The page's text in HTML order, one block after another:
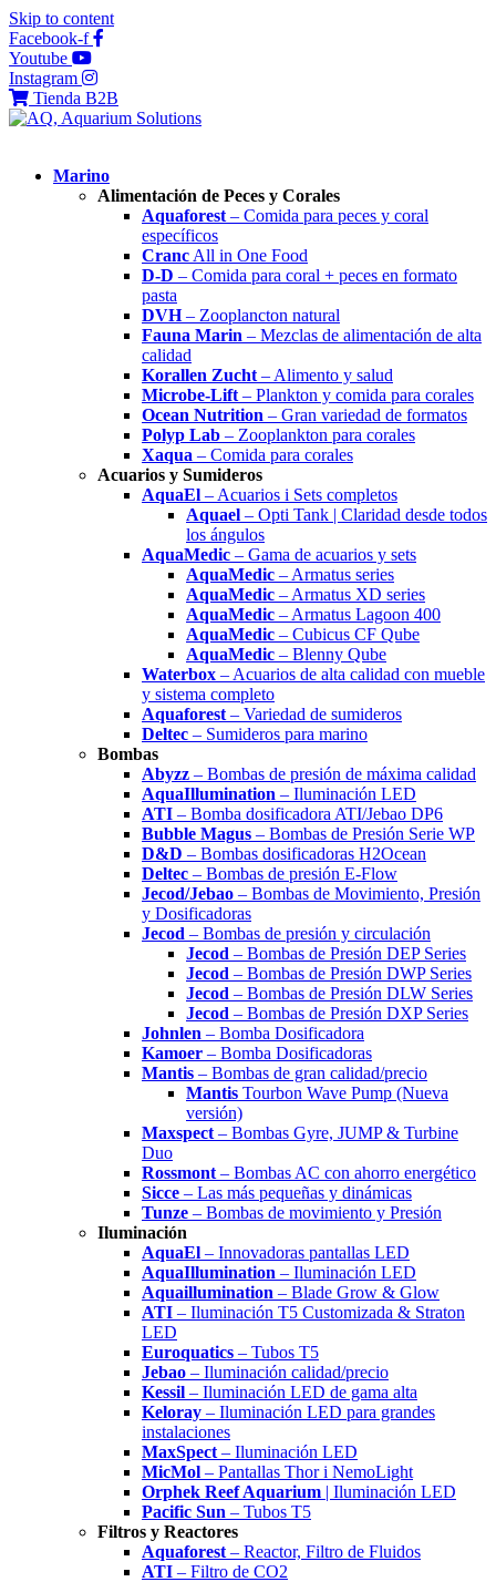
Skip to content
Facebook-f
Youtube
Instagram
Tienda B2B
Marino
Alimentación de Peces y Corales
Aquaforest – Comida para peces y coral
específicos
Cranc All in One Food
D-D – Comida para coral + peces en formato
pasta
DVH– Zooplancton natural
Fauna Marin – Mezclas de alimentación de alta
calidad
Korallen Zucht – Alimento y salud
Microbe-Lift – Plankton y comida para corales
Ocean Nutrition – Gran variedad de formatos
Polyp Lab – Zooplankton para corales
Xaqua – Comida para corales
Acuarios y Sumideros
AquaEl – Acuarios i Sets completos
Aquael – Opti Tank | Claridad desde todos
los ángulos
AquaMedic – Gama de acuarios y sets
AquaMedic – Armatus series
AquaMedic – Armatus XD series
AquaMedic – Armatus Lagoon 400
AquaMedic – Cubicus CF Qube
AquaMedic – Blenny Qube
Waterbox – Acuarios de alta calidad con mueble
y sistema completo
Aquaforest – Variedad de sumideros
Deltec – Sumideros para marino
Bombas
Abyzz – Bombas de presión de máxima calidad
AquaIllumination – Iluminación LED
ATI – Bomba dosificadora ATI/Jebao DP6
Bubble Magus – Bombas de Presión Serie WP
D&D – Bombas dosificadoras H2Ocean
Deltec – Bombas de presión E-Flow
Jecod/Jebao – Bombas de Movimiento, Presión
y Dosificadoras
Jecod – Bombas de presión y circulación
Jecod – Bombas de Presión DEP Series
Jecod – Bombas de Presión DWP Series
Jecod – Bombas de Presión DLW Series
Jecod – Bombas de Presión DXP Series
Johnlen – Bomba Dosificadora
Kamoer – Bomba Dosificadoras
Mantis – Bombas de gran calidad/precio
Mantis Tourbon Wave Pump (Nueva
versión)
Maxspect – Bombas Gyre, JUMP & Turbine
Duo
Rossmont – Bombas AC con ahorro energético
Sicce – Las más pequeñas y dinámicas
Tunze – Bombas de movimiento y Presión
Iluminación
AquaEl – Innovadoras pantallas LED
AquaIllumination – Iluminación LED
Aquaillumination – Blade Grow & Glow
ATI – Iluminación T5 Customizada & Straton
LED
Euroquatics – Tubos T5
Jebao – Iluminación calidad/precio
Kessil – Iluminación LED de gama alta
Keloray – Iluminación LED para grandes
instalaciones
MaxSpect – Iluminación LED
MicMol – Pantallas Thor i NemoLight
Orphek Reef Aquarium | Iluminación LED
Pacific Sun – Tubos T5
Filtros y Reactores
Aquaforest – Reactor, Filtro de Fluidos
ATI – Filtro de CO2